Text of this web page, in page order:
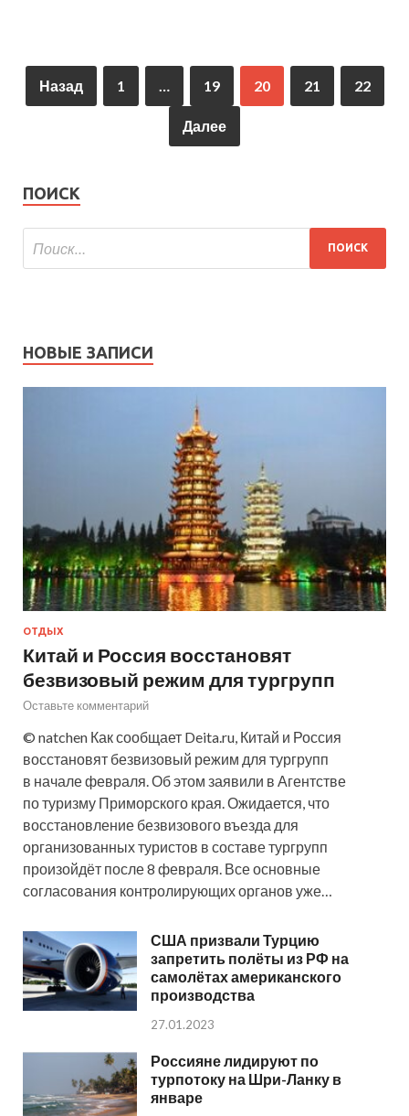
Назад 1 19 20 21 22
Далее
ПОИСК
НОВЫЕ ЗАПИСИ
ОТДЫХ
Китай и Россия восстановят
безвизовый режим для тургрупп
Оставьте комментарий
© natchen Как сообщает Deita.ru, Китай и Россия
восстановят безвизовый режим для тургрупп
в начале февраля. Об этом заявили в Агентстве
по туризму Приморского края. Ожидается, что
восстановление безвизового въезда для
организованных туристов в составе тургрупп
произойдёт после 8 февраля. Все основные
согласования контролирующих органов уже…
США призвали Турцию
запретить полёты из РФ на
самолётах американского
производства
27.01.2023
Россияне лидируют по
турпотоку на Шри-Ланку в
январе